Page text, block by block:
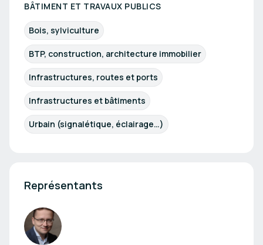
BÂTIMENT ET TRAVAUX PUBLICS
Bois, sylviculture
BTP, construction, architecture immobilier
Infrastructures, routes et ports
Infrastructures et bâtiments
Urbain (signalétique, éclairage…)
Représentants